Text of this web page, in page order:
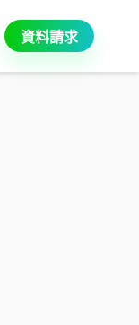
資料請求